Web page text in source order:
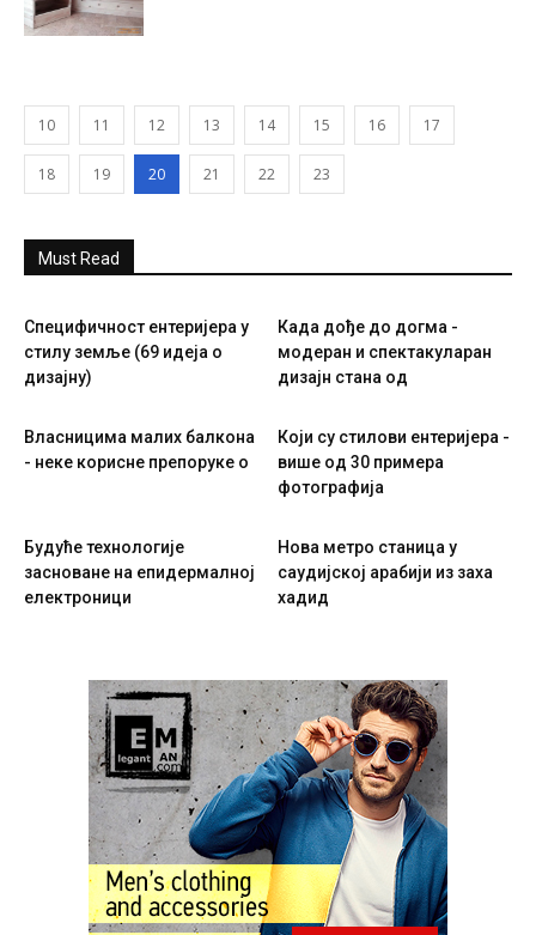
10 11 12 13 14 15 16 17
18 19 20 21 22 23
Must Read
Специфичност ентеријера у
стилу земље (69 идеја о
дизајну)
Када дође до догма -
модеран и спектакуларан
дизајн стана од
Власницима малих балкона
- неке корисне препоруке о
Који су стилови ентеријера -
више од 30 примера
фотографија
Будуће технологије
засноване на епидермалној
електроници
Нова метро станица у
саудијској арабији из заха
хадид